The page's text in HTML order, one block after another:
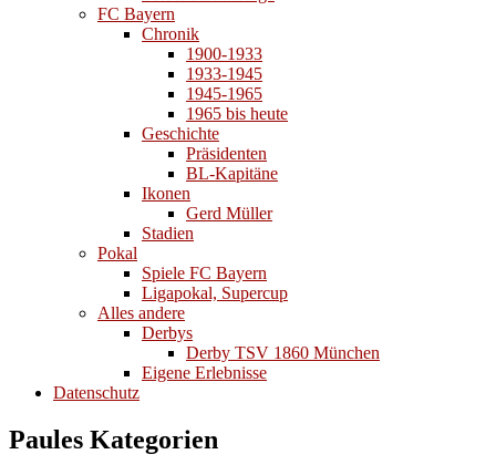
FC Bayern
Chronik
1900-1933
1933-1945
1945-1965
1965 bis heute
Geschichte
Präsidenten
BL-Kapitäne
Ikonen
Gerd Müller
Stadien
Pokal
Spiele FC Bayern
Ligapokal, Supercup
Alles andere
Derbys
Derby TSV 1860 München
Eigene Erlebnisse
Datenschutz
Paules Kategorien